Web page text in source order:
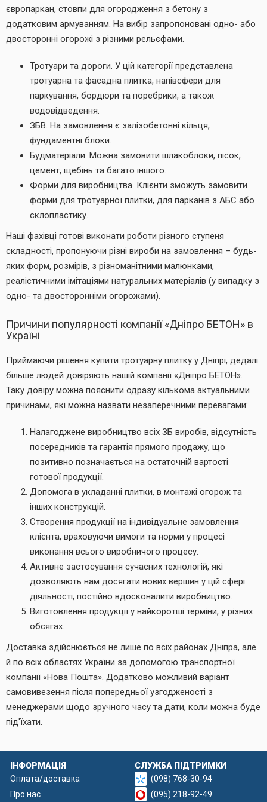
європаркан, стовпи для огородження з бетону з
додатковим армуванням. На вибір запропоновані одно- або
двосторонні огорожі з різними рельєфами.
Тротуари та дороги. У цій категорії представлена
тротуарна та фасадна плитка, напівсфери для
паркування, бордюри та поребрики, а також
водовідведення.
ЗБВ. На замовлення є залізобетонні кільця,
фундаментні блоки.
Будматеріали. Можна замовити шлакоблоки, пісок,
цемент, щебінь та багато іншого.
Форми для виробництва. Клієнти зможуть замовити
форми для тротуарної плитки, для парканів з АБС або
склопластику.
Наші фахівці готові виконати роботи різного ступеня
складності, пропонуючи різні вироби на замовлення – будь-
яких форм, розмірів, з різноманітними малюнками,
реалістичними імітаціями натуральних матеріалів (у випадку з
одно- та двосторонніми огорожами).
Причини популярності компанії «Дніпро БЕТОН» в
Україні
Приймаючи рішення купити тротуарну плитку у Дніпрі, дедалі
більше людей довіряють нашій компанії «Дніпро БЕТОН».
Таку довіру можна пояснити одразу кількома актуальними
причинами, які можна назвати незаперечними перевагами:
Налагоджене виробництво всіх ЗБ виробів, відсутність
посередників та гарантія прямого продажу, що
позитивно позначається на остаточній вартості
готової продукції.
Допомога в укладанні плитки, в монтажі огорож та
інших конструкцій.
Створення продукції на індивідуальне замовлення
клієнта, враховуючи вимоги та норми у процесі
виконання всього виробничого процесу.
Активне застосування сучасних технологій, які
дозволяють нам досягати нових вершин у цій сфері
діяльності, постійно вдосконалити виробництво.
Виготовлення продукції у найкоротші терміни, у різних
обсягах.
Доставка здійснюється не лише по всіх районах Дніпра, але
й по всіх областях України за допомогою транспортної
компанії «Нова Пошта». Додатково можливий варіант
самовивезення після попередньої узгодженості з
менеджерами щодо зручного часу та дати, коли можна буде
під'їхати.
ІНФОРМАЦІЯ
Оплата/доставка
Про нас
СЛУЖБА ПІДТРИМКИ
(098) 768-30-94
(095) 218-92-49